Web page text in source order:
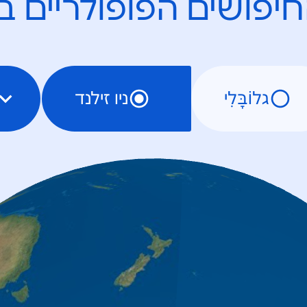
הפופולריים
גלוֹבָּלִי ניו זילנד